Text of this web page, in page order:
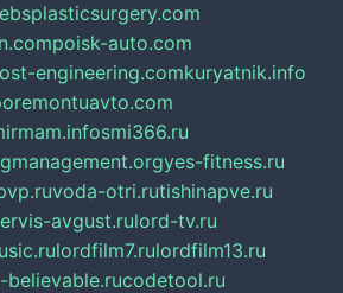
poisk-auto.com
ost-engineering.comkuryatnik.info
smi366.ru
yes-fitness.ru
voda-otri.rutishinapve.ru
avgust.rulord-tv.ru
lordfilm7.rulordfilm13.ru
believable.rucodetool.ru